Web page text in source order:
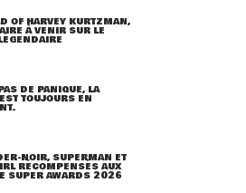
OF HARVEY KURTZMAN,
À VENIR SUR LE
DE PANIQUE, LA
TOUJOURS EN
NOIR, SUPERMAN ET
RÉCOMPENSÉS AUX
SUPER AWARDS 2026